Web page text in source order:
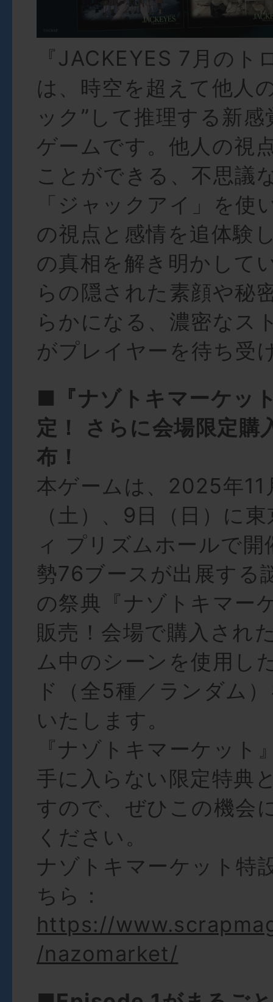
『JACKEYES 7月のト
は、時空を超えて他人
ック”して推理する新
ゲームです。他人の視
ことができる、不思議
「ジャックアイ」を使
の視点と感情を追体験
の真相を解き明かして
らの隠された素顔や秘
らかになる、濃密なス
がプレイヤーを待ち受
■
『ナゾトキマーケッ
定！ さらに会場限定購
布！
本ゲームは、2025年11
（土）、9日（日）に
ィ プリズムホールで開
勢76ブースが出展する
の祭典『ナゾトキマー
販売！会場で購入され
ム中のシーンを使用し
ド（全5種／ランダム
いたします。
『ナゾトキマーケット
手に入らない限定特典
すので、ぜひこの機会
ください。
ナゾトキマーケット特
ちら：
https://
/nazomarket/